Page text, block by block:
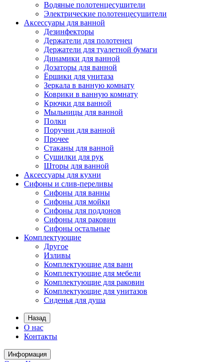
Водяные полотенцесушители
Электрические полотенцесушители
Аксессуары для ванной
Дезинфекторы
Держатели для полотенец
Держатели для туалетной бумаги
Динамики для ванной
Дозаторы для ванной
Ёршики для унитаза
Зеркала в ванную комнату
Коврики в ванную комнату
Крючки для ванной
Мыльницы для ванной
Полки
Поручни для ванной
Прочее
Стаканы для ванной
Сушилки для рук
Шторы для ванной
Аксессуары для кухни
Сифоны и слив-переливы
Сифоны для ванны
Сифоны для мойки
Сифоны для поддонов
Сифоны для раковин
Сифоны остальные
Комплектующие
Другое
Изливы
Комплектующие для ванн
Комплектующие для мебели
Комплектующие для раковин
Комплектующие для унитазов
Сиденья для душа
Назад
О нас
Контакты
Информация